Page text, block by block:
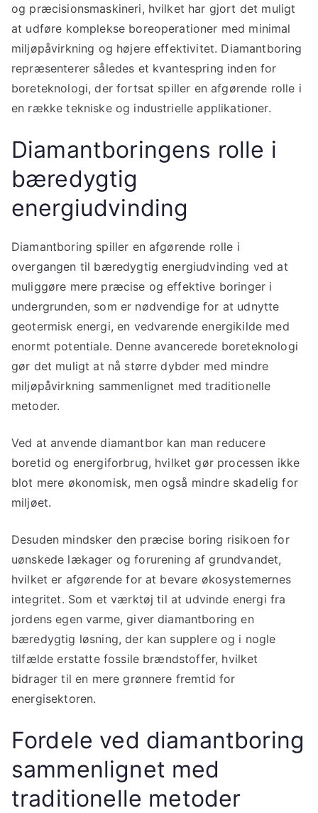
og præcisionsmaskineri, hvilket har gjort det muligt
at udføre komplekse boreoperationer med minimal
miljøpåvirkning og højere effektivitet. Diamantboring
repræsenterer således et kvantespring inden for
boreteknologi, der fortsat spiller en afgørende rolle i
en række tekniske og industrielle applikationer.
Diamantboringens rolle i
bæredygtig
energiudvinding
Diamantboring spiller en afgørende rolle i
overgangen til bæredygtig energiudvinding ved at
muliggøre mere præcise og effektive boringer i
undergrunden, som er nødvendige for at udnytte
geotermisk energi, en vedvarende energikilde med
enormt potentiale. Denne avancerede boreteknologi
gør det muligt at nå større dybder med mindre
miljøpåvirkning sammenlignet med traditionelle
metoder.
Ved at anvende diamantbor kan man reducere
boretid og energiforbrug, hvilket gør processen ikke
blot mere økonomisk, men også mindre skadelig for
miljøet.
Desuden mindsker den præcise boring risikoen for
uønskede lækager og forurening af grundvandet,
hvilket er afgørende for at bevare økosystemernes
integritet. Som et værktøj til at udvinde energi fra
jordens egen varme, giver diamantboring en
bæredygtig løsning, der kan supplere og i nogle
tilfælde erstatte fossile brændstoffer, hvilket
bidrager til en mere grønnere fremtid for
energisektoren.
Fordele ved diamantboring
sammenlignet med
traditionelle metoder